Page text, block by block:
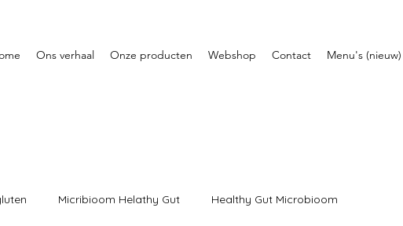
Ons verhaal Onze producten Webshop Contact Menu's (nieuw)
Micribioom Helathy Gut Healthy Gut Microbioom